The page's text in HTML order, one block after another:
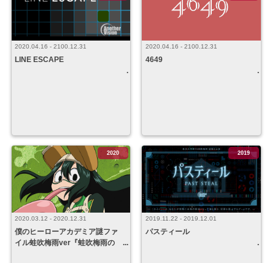
2020.04.16 - 2100.12.31
LINE ESCAPE
2020.04.16 - 2100.12.31
4649
2020.03.12 - 2020.12.31
僕のヒーローアカデミア謎ファ
イル蛙吹梅雨ver『蛙吹梅雨の
2020
2019.11.22 - 2019.12.01
パスティール
2019